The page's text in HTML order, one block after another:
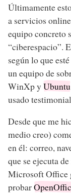
Últimamente
a servicios
equipo concreto
“ciberespacio”.
según lo que
un equipo de
WinXp yUbuntu
usado
Desde que me
medio creo)
en él: correo,
que se ejecuta
Microsoft Office
probar